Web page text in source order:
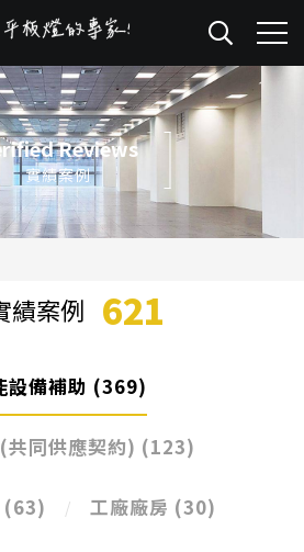
Reviews
實績案例
績案例 621
設備補助 (369)
共同供應契約) (123)
(63) 工廠廠房 (30)